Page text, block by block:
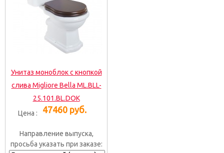
Унитаз моноблок с кнопкой
слива Migliore Bella ML.BLL-
25.101.BL.DOK
Цена :
47460 руб.
Направление выпуска,
просьба указать при заказе: